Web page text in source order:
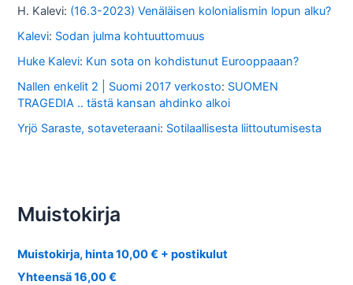
H. Kalevi: (16.3-2023) Venäläisen kolonialismin lopun alku?
Kalevi: Sodan julma kohtuuttomuus
Huke Kalevi: Kun sota on kohdistunut Eurooppaaan?
Nallen enkelit 2 | Suomi 2017 verkosto: SUOMEN
TRAGEDIA .. tästä kansan ahdinko alkoi
Yrjö Saraste, sotaveteraani: Sotilaallisesta liittoutumisesta
Muistokirja
Muistokirja, hinta 10,00 € + postikulut
Yhteensä 16,00 €